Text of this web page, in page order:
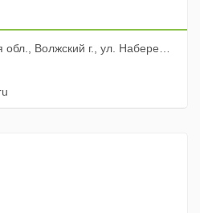
Волжский г., ул. Набережная, 2г